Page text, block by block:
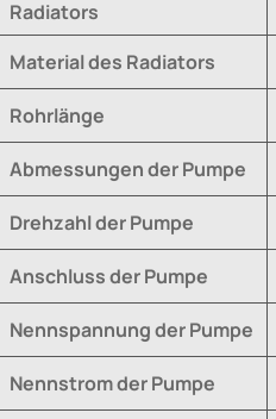
Radiators
Material des Radiators
Rohrlänge
Abmessungen der Pumpe
Drehzahl der Pumpe
Anschluss der Pumpe
Nennspannung der Pumpe
Nennstrom der Pumpe